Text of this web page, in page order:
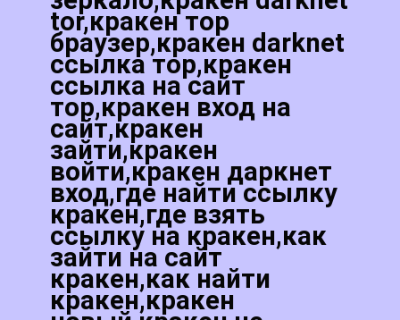
tor,кракен тор
браузер,кракен darknet
ссылка тор,кракен
ссылка на сайт
тор,кракен вход на
сайт,кракен
зайти,кракен
войти,кракен даркнет
вход,где найти ссылку
кракен,где взять
ссылку на кракен,как
зайти на сайт
кракен,как найти
кракен,кракен